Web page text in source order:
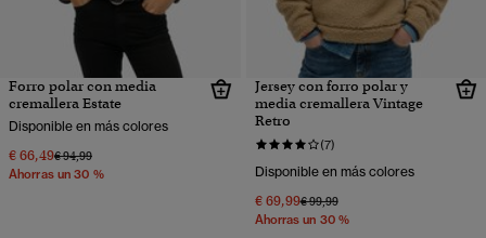
Forro polar con media
cremallera Estate
Disponible en más colores
€ 66,49Precio rebajado de
€ 94,99a
Ahorras un 30 %
Jersey con forro polar y
media cremallera Vintage
Retro
(7)
Disponible en más colores
€ 69,99Precio rebajado de
€ 99,99a
Ahorras un 30 %